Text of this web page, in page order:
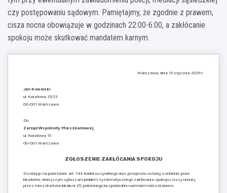
czy postępowaniu sądowym. Pamiętajmy, że zgodnie z prawem,
cisza nocna obowiązuje w godzinach 22:00-6:00, a zakłócanie
spokoju może skutkować mandatem karnym.
Warszawa, dnia 15 stycznia 2025 r.
Jan Kowalski
ul. Kwiatowa 15/23
00-001 Warszawa
Do:
Zarząd Wspólnoty Mieszkaniowej
ul. Kwiatowa 15
00-001 Warszawa
ZGŁOSZENIE ZAKŁÓCANIA SPOKOJU
Działając na podstawie art. 144 Kodeksu cywilnego oraz przepisów ustawy o ochronie praw
lokatorów, niniejszym zgłaszam problem systematycznego zakłócania spokoju i ciszy nocnej
przez mieszkańców lokalu nr 25, położonego bezpośrednio nad moim mieszkaniem.